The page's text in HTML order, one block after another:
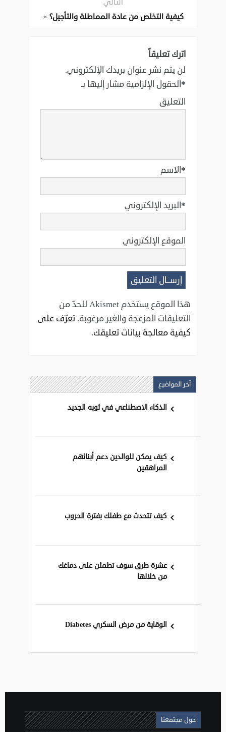
التالي
كيفية التخلص من عادة المماطلة والتأجيل؟‏ »
اترك تعليقاً
لن يتم نشر عنوان بريدك الإلكتروني.
الحقول الإلزامية مشار إليها بـ*
التعليق
الاسم*
البريد الإلكتروني*
الموقع الإلكتروني
هذا الموقع يستخدم Akismet للحدّ من
التعليقات المزعجة والغير مرغوبة. تعرّف على
كيفية معالجة بيانات تعليقك.
آخر المواضيع
الذكاء الاصطناعي في ثوبه الجديد
كيف يمكن للوالدين دعم أبنائهم
المراهقين
كيف تتحدث مع طفلك بفترة الحروب
عشرة طرق سوف تطمئن على دماغك
من خلالها
الوقاية من مرض السكري Diabetes
حول مجتمعنا